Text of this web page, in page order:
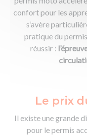
confort pour les
s’avère
pratique du
réussir :
Le prix
Il existe une grande
pour le permis